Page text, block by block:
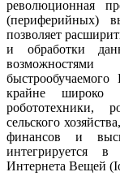
революционная
(периферийных)
позволяет
и обработки
возможностями
крайне широко
робототехники,
сельского
финансов и
интегрируется в
Интернета Вещей